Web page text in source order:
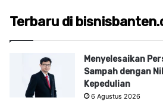
Terbaru di
Menyelesaikan
Sampah dengan
Kepedulian
6 Agustus 2026